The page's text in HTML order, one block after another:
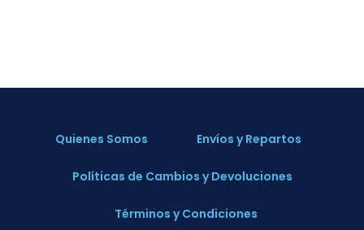
Quienes Somos Envíos y Repartos
Políticas de Cambios y Devoluciones
Términos y Condiciones